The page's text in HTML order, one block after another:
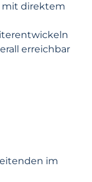
mit direktem
erreichbar
im